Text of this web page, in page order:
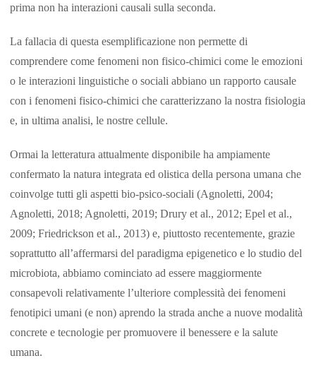
prima non ha interazioni causali sulla seconda.
La fallacia di questa esemplificazione non permette di
comprendere come fenomeni non fisico-chimici come le emozioni
o le interazioni linguistiche o sociali abbiano un rapporto causale
con i fenomeni fisico-chimici che caratterizzano la nostra fisiologia
e, in ultima analisi, le nostre cellule.
Ormai la letteratura attualmente disponibile ha ampiamente
confermato la natura integrata ed olistica della persona umana che
coinvolge tutti gli aspetti bio-psico-sociali (Agnoletti, 2004;
Agnoletti, 2018; Agnoletti, 2019; Drury et al., 2012; Epel et al.,
2009; Friedrickson et al., 2013) e, piuttosto recentemente, grazie
soprattutto all’affermarsi del paradigma epigenetico e lo studio del
microbiota, abbiamo cominciato ad essere maggiormente
consapevoli relativamente l’ulteriore complessità dei fenomeni
fenotipici umani (e non) aprendo la strada anche a nuove modalità
concrete e tecnologie per promuovere il benessere e la salute
umana.